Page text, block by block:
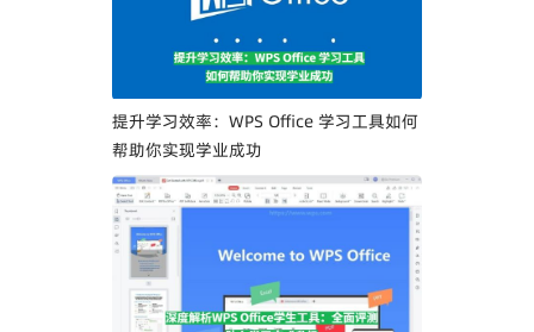
提升学习效率：WPS Office 学习工具如何
帮助你实现学业成功